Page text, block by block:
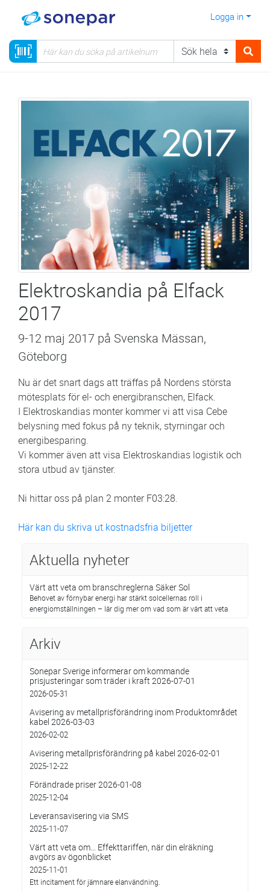
Logga in
Elektroskandia på Elfack
2017
9-12 maj 2017 på Svenska Mässan,
Göteborg
Nu är det snart dags att träffas på Nordens största
mötesplats för el- och energibranschen, Elfack.
I Elektroskandias monter kommer vi att visa Cebe
belysning med fokus på ny teknik, styrningar och
energibesparing.
Vi kommer även att visa Elektroskandias logistik och
stora utbud av tjänster.
Ni hittar oss på plan 2 monter F03:28.
Här kan du skriva ut kostnadsfria biljetter
Aktuella nyheter
Värt att veta om branschreglerna Säker Sol
Behovet av förnybar energi har stärkt solcellernas roll i
energiomställningen – lär dig mer om vad som är värt att veta
Arkiv
Sonepar Sverige informerar om kommande
prisjusteringar som träder i kraft 2026-07-01
2026-05-31
Avisering av metallprisförändring inom Produktområdet
kabel 2026-03-03
2026-02-02
Avisering metallprisförändring på kabel 2026-02-01
2025-12-22
Förändrade priser 2026-01-08
2025-12-04
Leveransavisering via SMS
2025-11-07
Värt att veta om… Effekttariffen, när din elräkning
avgörs av ögonblicket
2025-11-01
Ett incitament för jämnare elanvändning.